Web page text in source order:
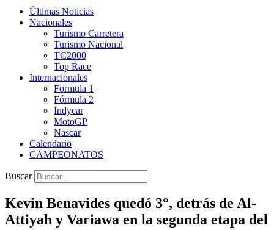
Últimas Noticias
Nacionales
Turismo Carretera
Turismo Nacional
TC2000
Top Race
Internacionales
Formula 1
Fórmula 2
Indycar
MotoGP
Nascar
Calendario
CAMPEONATOS
Buscar
Kevin Benavides quedó 3°, detrás de Al-
Attiyah y Variawa en la segunda etapa del